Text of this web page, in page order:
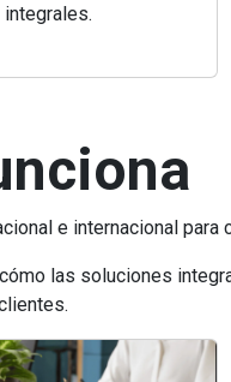
e internacional
las soluciones